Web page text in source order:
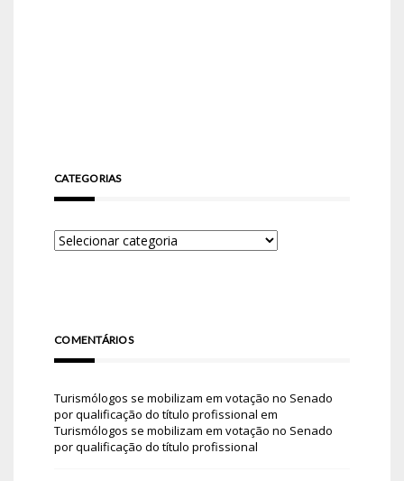
CATEGORIAS
COMENTÁRIOS
Turismólogos se mobilizam em votação no Senado
por qualificação do título profissional em
Turismólogos se mobilizam em votação no Senado
por qualificação do título profissional